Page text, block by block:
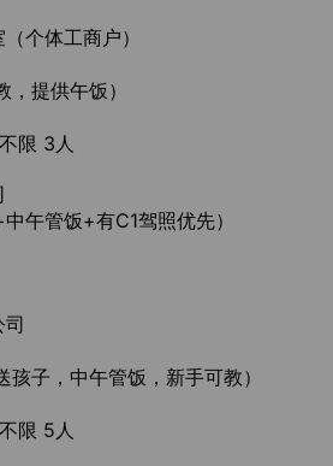
个体工商户）
提供午饭）
限 3人
午管饭+有C1驾照优先）
子，中午管饭，新手可教）
限 5人